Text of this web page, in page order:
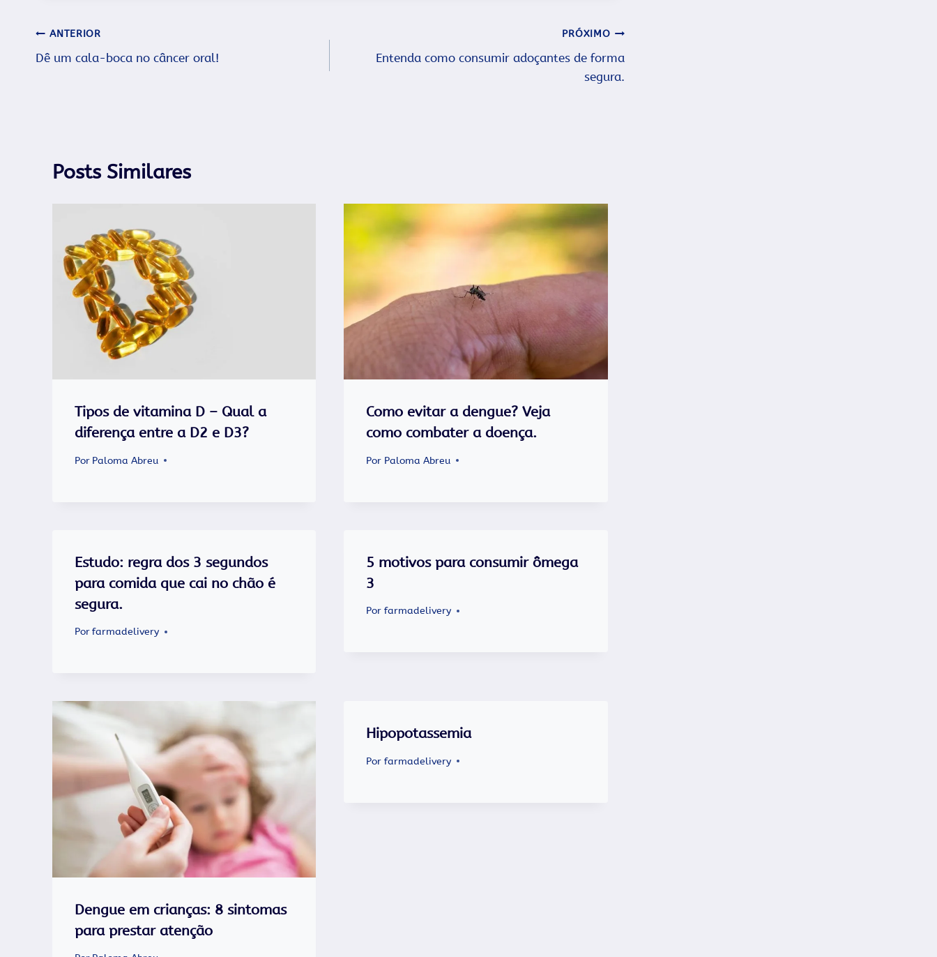
Navegação
de
ANTERIOR
Dê um cala-boca no câncer oral!
PRÓXIMO
Entenda como consumir adoçantes de forma
segura.
Posts Similares
Tipos de vitamina D – Qual a
diferença entre a D2 e D3?
Por Paloma Abreu
Como evitar a dengue? Veja
como combater a doença.
Por Paloma Abreu
Estudo: regra dos 3 segundos
para comida que cai no chão é
segura.
Porfarmadelivery
5 motivos para consumir ômega
3
Por farmadelivery
Dengue em crianças: 8 sintomas
para prestar atenção
Hipopotassemia
Por farmadelivery